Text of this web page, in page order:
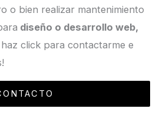
o bien realizar mantenimiento
diseño o desarrollo web,
haz click para contactarme e